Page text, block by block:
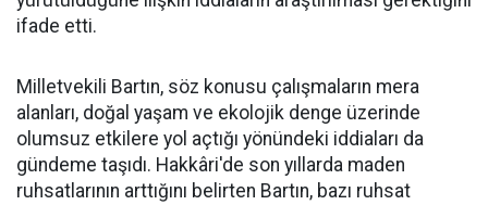
ifade etti.
Milletvekili Bartın, söz konusu çalışmaların mera
alanları, doğal yaşam ve ekolojik denge üzerinde
olumsuz etkilere yol açtığı yönündeki iddiaları da
gündeme taşıdı. Hakkâri'de son yıllarda maden
ruhsatlarının arttığını belirten Bartın, bazı ruhsat